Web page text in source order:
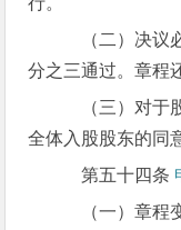
（二）决议
分之三通过。章程
（三）对于
全体入股股东的同
第五十四条
（一）章程